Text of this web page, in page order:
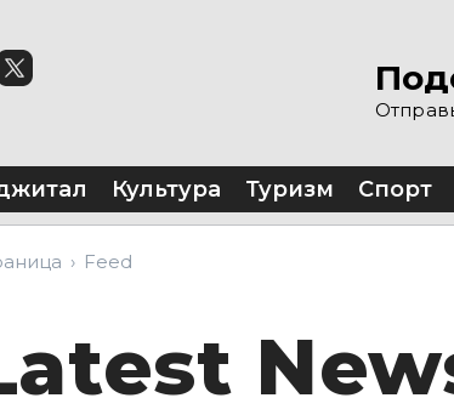
Культура Туризм Спорт
Feed